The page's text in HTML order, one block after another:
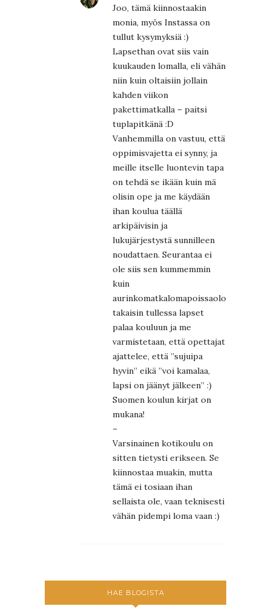
Joo, tämä kiinnostaakin
monia, myös Instassa on
tullut kysymyksiä :)
Lapsethan ovat siis vain
kuukauden lomalla, eli vähän
niin kuin oltaisiin jollain
kahden viikon
pakettimatkalla – paitsi
tuplapitkänä :D
Vanhemmilla on vastuu, että
oppimisvajetta ei synny, ja
meille itselle luontevin tapa
on tehdä se ikään kuin mä
olisin ope ja me käydään
ihan koulua täällä
arkipäivisin ja
lukujärjestystä sunnilleen
noudattaen. Seurantaa ei
ole siis sen kummemmin
kuin
aurinkomatkalomapoissaolostakaan:
takaisin tullessa lapset
palaa kouluun ja me
varmistetaan, että opettajat
ajattelee, että ”sujuipa
hyvin” eikä ”voi kamalaa,
lapsi on jäänyt jälkeen” :)
Suomen koulun kirjat on
mukana!
–
Varsinainen kotikoulu on
sitten tietysti erikseen. Se
kiinnostaa muakin, mutta
tämä ei tosiaan ihan
sellaista ole, vaan teknisesti
vähän pidempi loma vaan :)
HAE BLOGISTA